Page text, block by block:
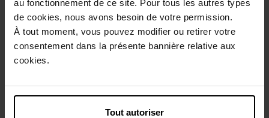
au fonctionnement de ce site. Pour tous les autres types
de cookies, nous avons besoin de votre permission.
À tout moment, vous pouvez modifier ou retirer votre
consentement dans la présente bannière relative aux
cookies.
Tout autoriser
Description
Caractéristiques